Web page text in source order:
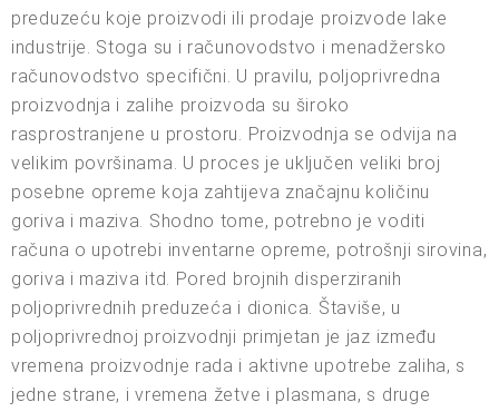
preduzeću koje proizvodi ili prodaje proizvode lake
industrije. Stoga su i računovodstvo i menadžersko
računovodstvo specifični. U pravilu, poljoprivredna
proizvodnja i zalihe proizvoda su široko
rasprostranjene u prostoru. Proizvodnja se odvija na
velikim površinama. U proces je uključen veliki broj
posebne opreme koja zahtijeva značajnu količinu
goriva i maziva. Shodno tome, potrebno je voditi
računa o upotrebi inventarne opreme, potrošnji sirovina,
goriva i maziva itd. Pored brojnih disperziranih
poljoprivrednih preduzeća i dionica. Štaviše, u
poljoprivrednoj proizvodnji primjetan je jaz između
vremena proizvodnje rada i aktivne upotrebe zaliha, s
jedne strane, i vremena žetve i plasmana, s druge